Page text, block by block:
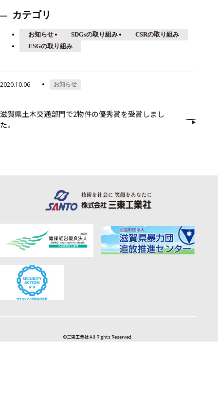
カテゴリ
お知らせ SDGsの取り組み
CSRの取り組み
ESGの取り組み
2020.10.06 お知らせ
滋賀県土木交通部門で2物件の優秀賞を受賞しまし
た。
©三東工業社 All Rights Reserved.